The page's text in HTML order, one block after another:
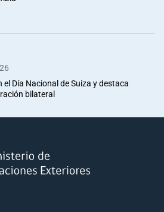
Día Nacional de Suiza y destaca
bilateral